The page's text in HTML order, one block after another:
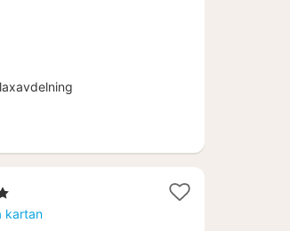
kartan